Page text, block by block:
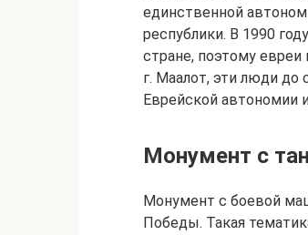
единственной
республики. В 1990
стране, поэтому
г. Маалот, эти люди
Еврейской автономии
Монумент с
Монумент с боевой
Победы. Такая